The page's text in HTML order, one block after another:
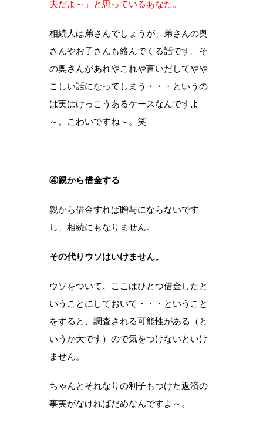
夫だよ～」と思っているあなた。
相続人は弟さんでしょうが、弟さんの奥
さんやお子さんも絡んでくる話です。そ
の奥さんがあれやこれや言いだしてやや
こしい話になってしまう・・・というの
は実はけっこうあるケースなんですよ
～。こわいですね～。笑
④親から借金する
親から借金すれば贈与にならないです
し、相続にもなりません。
その代りウソはいけません。
ウソをついて、ここはひとつ借金したと
いうことにしておいて・・・ということ
をすると、調査される可能性がある（と
いうか大です）ので気をつけないといけ
ません。
ちゃんとそれなりの利子もつけた返済の
事実がなければだめなんですよ～。